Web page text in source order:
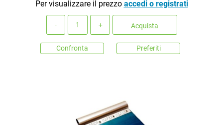
Per visualizzare il prezzo accedi o registrati
Acquista
Confronta Preferiti